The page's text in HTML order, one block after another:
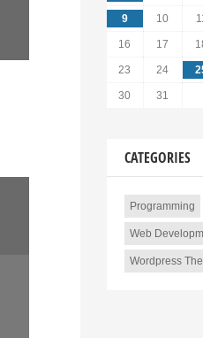
9 10
16 17
23 24
30 31
CATEGORIES
Programming
Web
Wordpress